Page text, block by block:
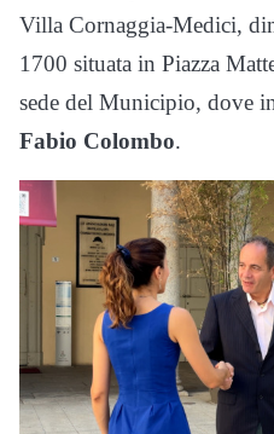
Villa Cornaggia-Medici,
1700 situata in Piazza
sede del Municipio, dove
Fabio Colombo.